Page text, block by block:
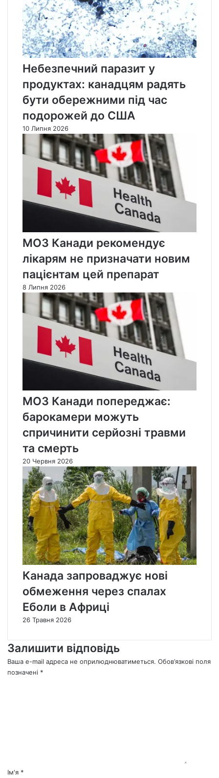
Небезпечний паразит у
продуктах: канадцям радять
бути обережними під час
подорожей до США
10 Липня 2026
МОЗ Канади рекомендує
лікарям не призначати новим
пацієнтам цей препарат
8 Липня 2026
МОЗ Канади попереджає:
барокамери можуть
спричинити серйозні травми
та смерть
20 Червня 2026
Канада запроваджує нові
обмеження через спалах
Еболи в Африці
26 Травня 2026
Залишити відповідь
Ваша e-mail адреса не оприлюднюватиметься. Обов’язкові поля
позначені *
*
Ім'я *